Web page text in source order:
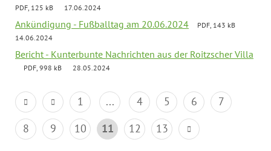
PDF, 125 kB 17.06.2024
Ankündigung - Fußballtag am 20.06.2024
PDF, 143 kB
14.06.2024
Bericht - Kunterbunte Nachrichten aus der Roitzscher Villa
PDF, 998 kB 28.05.2024
1 ... 4 5 6
7
8
9 10 11 12 13